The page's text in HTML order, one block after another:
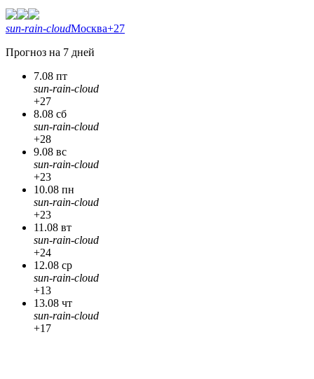
sun-rain-cloudМосква+27
Прогноз на 7 дней
7.08 пт
sun-rain-cloud
+27
8.08 сб
sun-rain-cloud
+28
9.08 вс
sun-rain-cloud
+23
10.08 пн
sun-rain-cloud
+23
11.08 вт
sun-rain-cloud
+24
12.08 ср
sun-rain-cloud
+13
13.08 чт
sun-rain-cloud
+17